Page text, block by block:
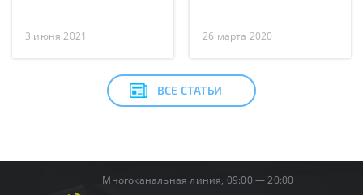
3 июня 2021 26 марта 2020
ВСЕ СТАТЬИ
Многоканальная линия, 09:00 — 20:00